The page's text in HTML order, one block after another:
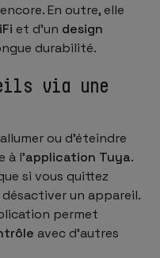
En outre, elle
et d’un design
durabilité.
via une
ou d’éteindre
à l’application Tuya.
si vous quittez
un appareil.
permet
avec d’autres